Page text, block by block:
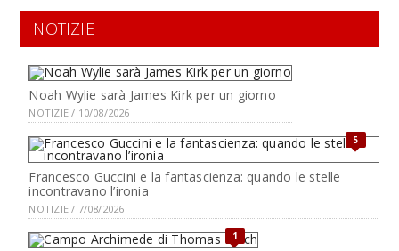
NOTIZIE
Noah Wylie sarà James Kirk per un giorno
NOTIZIE / 10/08/2026
5
Francesco Guccini e la fantascienza: quando le stelle
incontravano l’ironia
NOTIZIE / 7/08/2026
1